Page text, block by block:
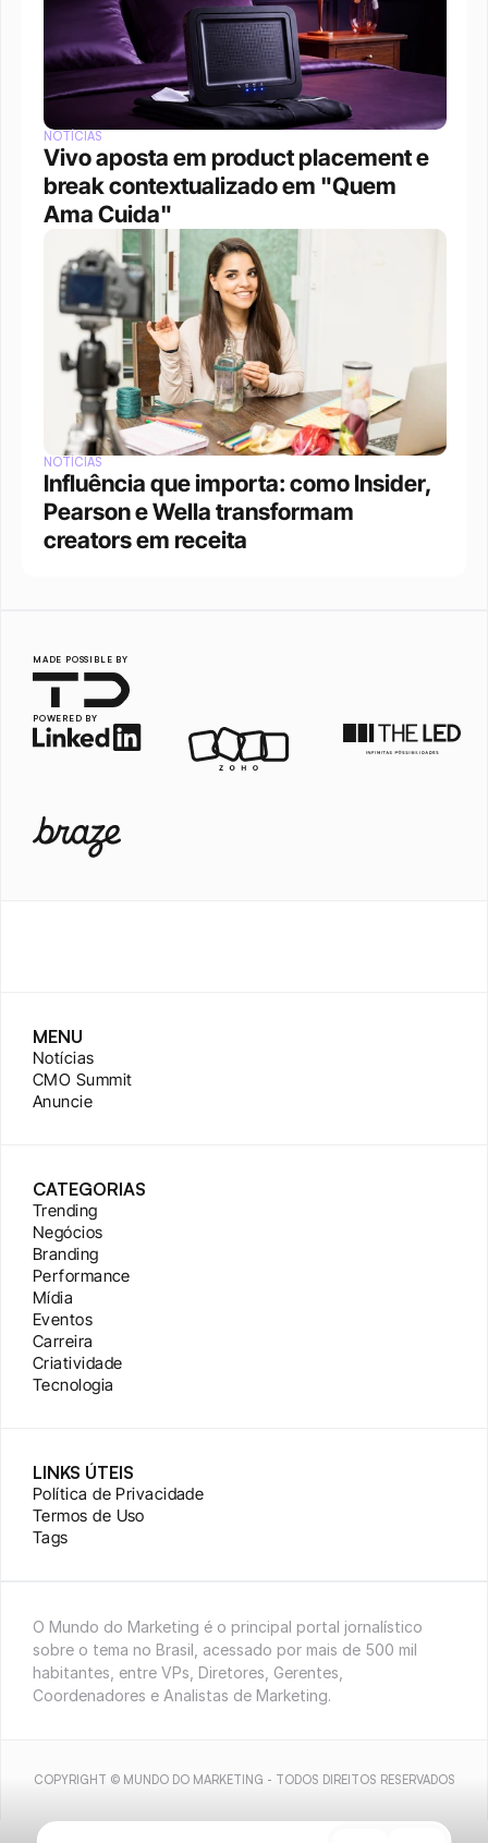
NOTÍCIAS
Vivo aposta em product placement e
break contextualizado em "Quem
Ama Cuida"
NOTÍCIAS
Influência que importa: como Insider,
Pearson e Wella transformam
creators em receita
MADE POSSIBLE BY
POWERED BY
MENU
Notícias
CMO Summit
Anuncie
CATEGORIAS
Trending
Negócios
Branding
Performance
Mídia
Eventos
Carreira
Criatividade
Tecnologia
LINKS ÚTEIS
Política de Privacidade
Termos de Uso
Tags
O Mundo do Marketing é o principal portal jornalístico
sobre o tema no Brasil, acessado por mais de 500 mil
habitantes, entre VPs, Diretores, Gerentes,
Coordenadores e Analistas de Marketing.
COPYRIGHT © MUNDO DO MARKETING - TODOS DIREITOS RESERVADOS